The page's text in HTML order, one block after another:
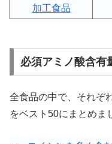
加工食品
必須アミノ酸含有
全食品の中で、それぞ
をベスト50にまとめま